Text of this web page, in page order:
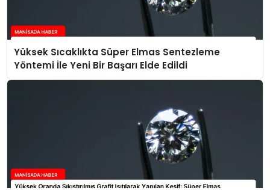
Yüksek Sıcaklıkta Süper Elmas Sentezleme
Yöntemi İle Yeni Bir Başarı Elde Edildi